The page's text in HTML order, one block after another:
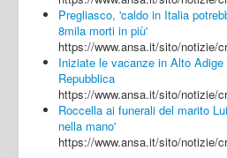
Pregliasco, 'caldo in Italia
8mila morti in più'
https://www.ansa.it/sito/notizie/
Iniziate le vacanze in Alto
Repubblica
https://www.ansa.it/sito/notizie/
Roccella ai funerali del marito
nella mano'
https://www.ansa.it/sito/notizie/